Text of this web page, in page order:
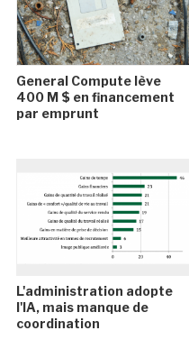
General Compute lève
400 M $ en financement
par emprunt
L'administration adopte
l'IA, mais manque de
coordination